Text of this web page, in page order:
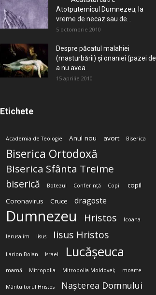
Atotputernicul Dumnezeu, la
vreme de necaz sau de...
5 octombrie 2010
Despre păcatul malahiei
(masturbării) şi onaniei (pazei de
a nu avea...
15 aprilie 2010
Etichete
Academia de Teologie Anul nou avort Biserica
Biserica Ortodoxă
Biserica Sfânta Treime
biserică Botezul Conferință Copii
copil
Coronavirus
Cruce dragoste
Dumnezeu Hristos Icoana
Ierusalim Iisus Iisus Hristos
Ilarion Boian Israel Lucășeuca
mamă Mitropolia Mitropolia Moldovei; moarte
Mântuitorul Hristos Nașterea Domnului